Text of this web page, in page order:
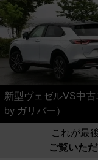
新型ヴェゼルVS中
by ガリバー）
これが最
ご覧いた